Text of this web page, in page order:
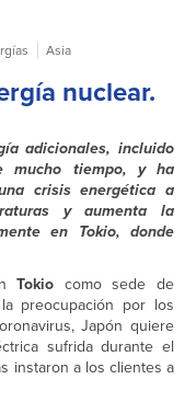
Asia
nuclear.
adicionales, incluido
mucho tiempo, y ha
crisis energética a
y aumenta la
en Tokio, donde
Tokio como sede de
preocupación por los
Japón quiere
sufrida durante el
instaron a los clientes a